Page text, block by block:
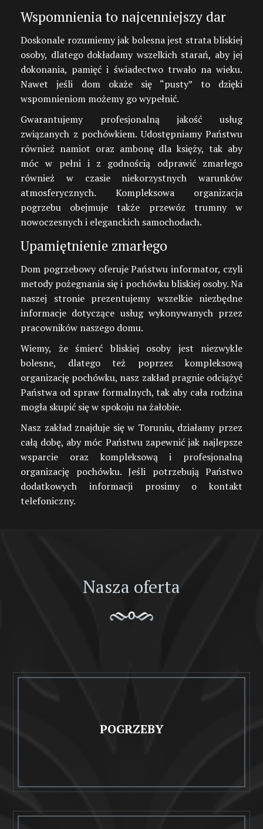
Wspomnienia to najcenniejszy dar
Doskonale rozumiemy jak bolesna jest strata bliskiej
osoby, dlatego dokładamy wszelkich starań, aby jej
dokonania, pamięć i świadectwo trwało na wieku.
Nawet jeśli dom okaże się “pusty” to dzięki
wspomnieniom możemy go wypełnić.
Gwarantujemy profesjonalną jakość usług
związanych z pochówkiem. Udostępniamy Państwu
również namiot oraz ambonę dla księży, tak aby
móc w pełni i z godnością odprawić zmarłego
również w czasie niekorzystnych warunków
atmosferycznych. Kompleksowa organizacja
pogrzebu obejmuje także przewóz trumny w
nowoczesnych i eleganckich samochodach.
Upamiętnienie zmarłego
Dom pogrzebowy oferuje Państwu informator, czyli
metody pożegnania się i pochówku bliskiej osoby. Na
naszej stronie prezentujemy wszelkie niezbędne
informacje dotyczące usług wykonywanych przez
pracowników naszego domu.
Wiemy, że śmierć bliskiej osoby jest niezwykle
bolesne, dlatego też poprzez kompleksową
organizację pochówku, nasz zakład pragnie odciążyć
Państwa od spraw formalnych, tak aby cała rodzina
mogła skupić się w spokoju na żałobie.
Nasz zakład znajduje się w Toruniu, działamy przez
całą dobę, aby móc Państwu zapewnić jak najlepsze
wsparcie oraz kompleksową i profesjonalną
organizację pochówku. Jeśli potrzebują Państwo
dodatkowych informacji prosimy o kontakt
telefoniczny.
Nasza oferta
POGRZEBY